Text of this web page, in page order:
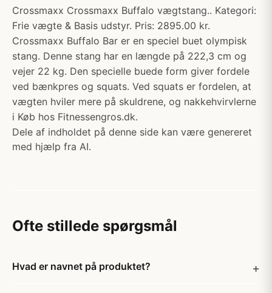
Crossmaxx Crossmaxx Buffalo vægtstang.. Kategori:
Frie vægte & Basis udstyr. Pris: 2895.00 kr.
Crossmaxx Buffalo Bar er en speciel buet olympisk
stang. Denne stang har en længde på 222,3 cm og
vejer 22 kg. Den specielle buede form giver fordele
ved bænkpres og squats. Ved squats er fordelen, at
vægten hviler mere på skuldrene, og nakkehvirvlerne
i Køb hos Fitnessengros.dk.
Dele af indholdet på denne side kan være genereret
med hjælp fra AI.
Ofte stillede spørgsmål
Hvad er navnet på produktet?